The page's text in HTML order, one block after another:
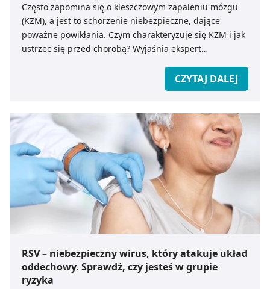
Często zapomina się o kleszczowym zapaleniu mózgu
(KZM), a jest to schorzenie niebezpieczne, dające
poważne powikłania. Czym charakteryzuje się KZM i jak
ustrzec się przed chorobą? Wyjaśnia ekspert
CZYTAJ DALEJ
RSV – niebezpieczny wirus, który atakuje układ
oddechowy. Sprawdź, czy jesteś w grupie
ryzyka